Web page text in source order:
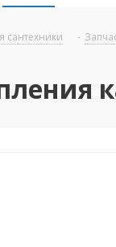
сантехники -